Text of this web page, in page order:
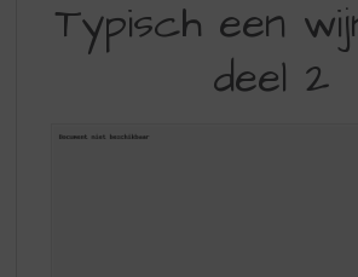
EEN
WIJNGAARD,
2
Typisch een
deel 2